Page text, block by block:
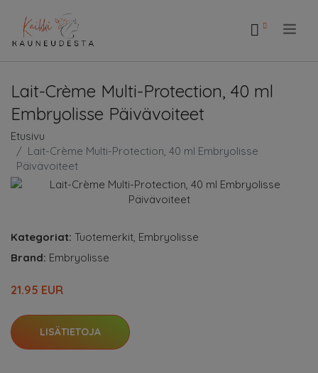
Lait-Crème Multi-Protection, 40 ml
Embryolisse Päivävoiteet
Etusivu
Lait-Crème Multi-Protection, 40 ml Embryolisse
Päivävoiteet
Kategoriat: Tuotemerkit, Embryolisse
Brand: Embryolisse
21.95 EUR
LISÄTIETOJA